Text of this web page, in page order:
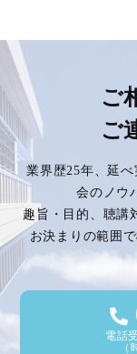
ナ
ビ
ゲ
ー
シ
ョ
ン
ご
ご
業界歴25年、延
会のノウ
趣旨・目的、聴講
お決まりの範囲
電話
（